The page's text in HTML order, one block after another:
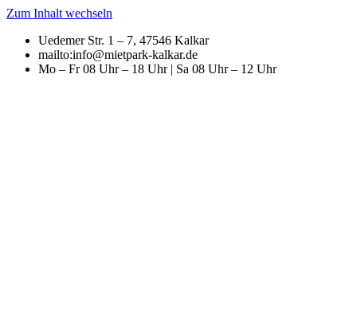
Zum Inhalt wechseln
Uedemer Str. 1 – 7, 47546 Kalkar
mailto:info@mietpark-kalkar.de
Mo – Fr 08 Uhr – 18 Uhr | Sa 08 Uhr – 12 Uhr